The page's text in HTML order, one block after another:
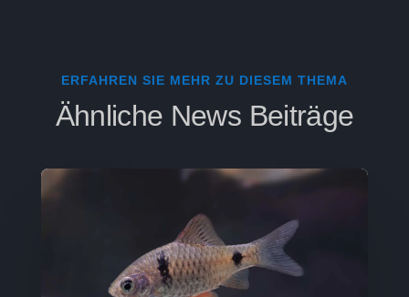
ERFAHREN SIE MEHR ZU DIESEM THEMA
Ähnliche News Beiträge